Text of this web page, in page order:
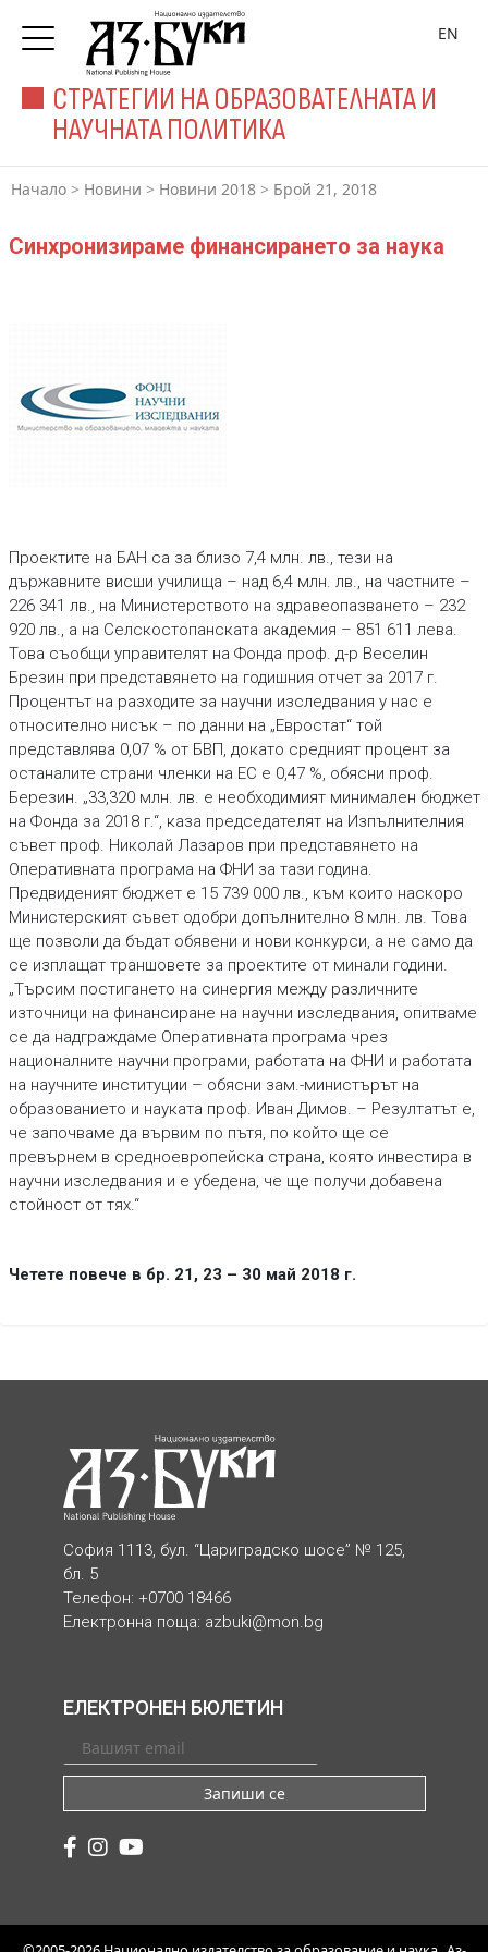
СТРАТЕГИИ НА ОБРАЗОВАТЕЛНАТА И
НАУЧНАТА ПОЛИТИКА
EN
Начало > Новини > Новини 2018 > Брой 21, 2018
Синхронизираме финансирането за наука
Проектите на БАН са за близо 7,4 млн. лв., тези на
държавните висши училища – над 6,4 млн. лв., на частните –
226 341 лв., на Министерството на здравеопазването – 232
920 лв., а на Селскостопанската академия – 851 611 лева.
Това съобщи управителят на Фонда проф. д-р Веселин
Брезин при представянето на годишния отчет за 2017 г.
Процентът на разходите за научни изследвания у нас е
относително нисък – по данни на „Евростат“ той
представлява 0,07 % от БВП, докато средният процент за
останалите страни членки на ЕС е 0,47 %, обясни проф.
Березин. „33,320 млн. лв. е необходимият минимален бюджет
на Фонда за 2018 г.“, каза председателят на Изпълнителния
съвет проф. Николай Лазаров при представянето на
Оперативната програма на ФНИ за тази година.
Предвиденият бюджет е 15 739 000 лв., към които наскоро
Министерският съвет одобри допълнително 8 млн. лв. Това
ще позволи да бъдат обявени и нови конкурси, а не само да
се изплащат траншовете за проектите от минали години.
„Търсим постигането на синергия между различните
източници на финансиране на научни изследвания, опитваме
се да надграждаме Оперативната програма чрез
националните научни програми, работата на ФНИ и работата
на научните институции – обясни зам.-министърът на
образованието и науката проф. Иван Димов. – Резултатът е,
че започваме да вървим по пътя, по който ще се
превърнем в средноевропейска страна, която инвестира в
научни изследвания и е убедена, че ще получи добавена
стойност от тях.“
Четете повече в бр. 21, 23 – 30 май 2018 г.
София 1113, бул. “Цариградско шосе” № 125,
бл. 5
Телефон: +0700 18466
Електронна поща: azbuki@mon.bg
ЕЛЕКТРОНЕН БЮЛЕТИН
Запиши се